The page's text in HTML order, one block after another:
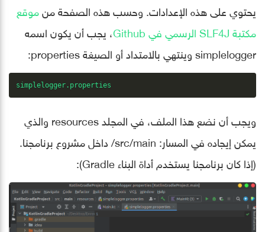
يحتوي على هذه الإعدادات. وحسب هذه الصفحة منموقع
مكتبة SLF4J الرسمي في Github
، يجب أن يكون اسمه
simplelogger وينتهي بالامتداد أو الصيغة properties:
simplelogger.properties
ويجب أن نضع هذا الملف، في المجلد resources والذي
يمكن إيجاده في المسار: src/main/ داخل مشروع برنامجنا.
(إذا كان برنامجنا يستخدم أداة البناء Gradle):